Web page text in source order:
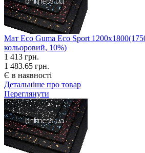
Мат Eco Guma Eco Sport
кольоровий, 10%)
1 413 грн.
1 483.65 грн.
Є в наявності
Детальніше про товар
Переглянути